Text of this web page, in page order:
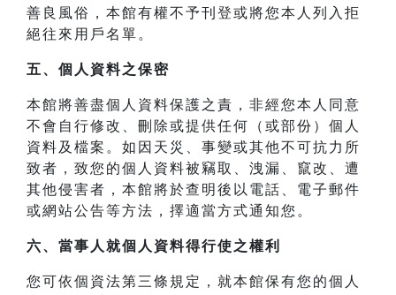
善良風俗，本館有權不予刊登或將您本人列入拒
絕往來用戶名單。
五、個人資料之保密
本館將善盡個人資料保護之責，非經您本人同意
不會自行修改、刪除或提供任何（或部份）個人
資料及檔案。如因天災、事變或其他不可抗力所
致者，致您的個人資料被竊取、洩漏、竄改、遭
其他侵害者，本館將於查明後以電話、電子郵件
或網站公告等方法，擇適當方式通知您。
六、當事人就個人資料得行使之權利
您可依個資法第三條規定，就本館保有您的個人